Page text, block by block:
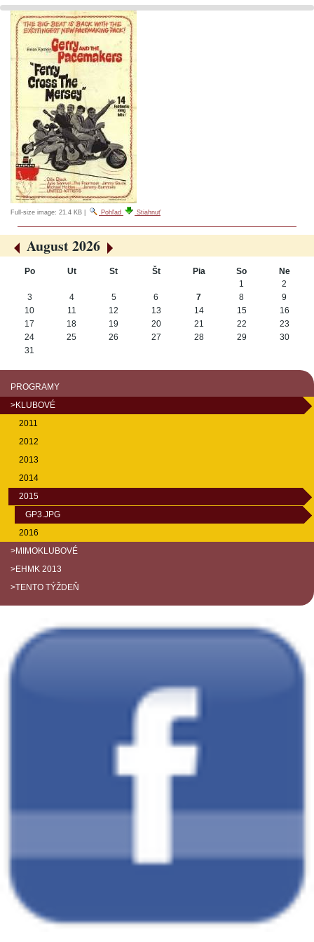
Full-size image: 21.4 KB Pohľad Stiahnuť
«
August 2026
»
Po Ut St Št Pia So
Ne
1
2
3
4 5 6 7 8
9
10
11 12 13 14 15
16
17
18 19 20 21 22
23
24
25 26 27 28 29
30
31
PROGRAMY
>KLUBOVÉ
2011
2012
2013
2014
2015
GP3.JPG
2016
>MIMOKLUBOVÉ
>EHMK 2013
>TENTO TÝŽDEŇ